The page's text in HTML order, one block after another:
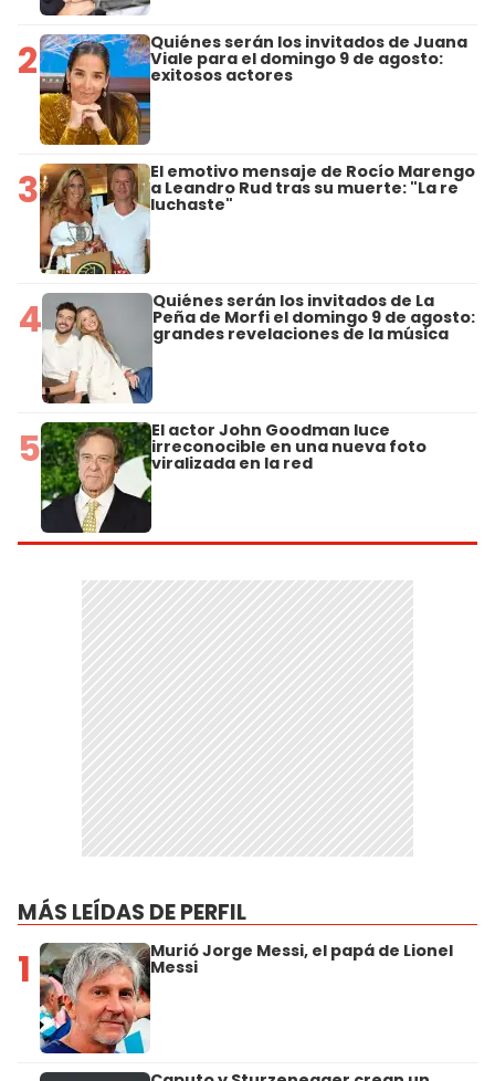
2 Quiénes serán los invitados de Juana
Viale para el domingo 9 de agosto:
exitosos actores
3 El emotivo mensaje de Rocío Marengo
a Leandro Rud tras su muerte: "La re
luchaste"
4 Quiénes serán los invitados de La
Peña de Morfi el domingo 9 de agosto:
grandes revelaciones de la música
5 El actor John Goodman luce
irreconocible en una nueva foto
viralizada en la red
MÁS LEÍDAS DE PERFIL
1 Murió Jorge Messi, el papá de Lionel
Messi